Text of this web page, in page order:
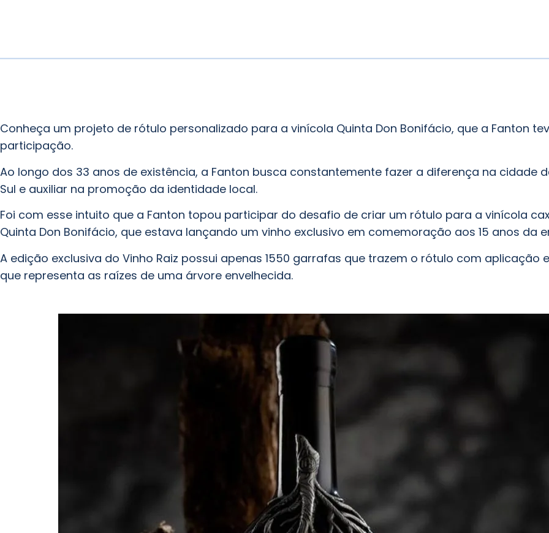
Conheça um projeto de rótulo personalizado para a vinícola Quinta Don Bonifácio, que a Fanton
participação.
Ao longo dos 33 anos de existência, a Fanton busca constantemente fazer a diferença na cidade
Sul e auxiliar na promoção da identidade local.
Foi com esse intuito que a Fanton topou participar do desafio de criar um rótulo para a vinícola
Quinta Don Bonifácio, que estava lançando um vinho exclusivo em comemoração aos 15 anos da
A edição exclusiva do Vinho Raiz possui apenas 1550 garrafas que trazem o rótulo com aplicação
que representa as raízes de uma árvore envelhecida.